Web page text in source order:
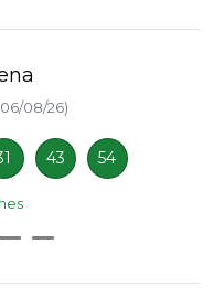
08/26)
43 54